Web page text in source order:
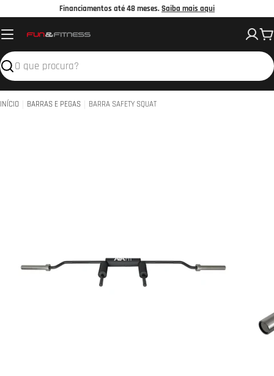
o
conteúdo
Financiamentos até 48 meses.Saiba mais aqui
Pesquisar
INÍCIO BARRAS E PEGAS BARRA SAFETY SQUAT
Abrir media 0 em modal